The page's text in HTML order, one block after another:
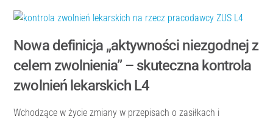
Nowa definicja „aktywności niezgodnej z
celem zwolnienia” – skuteczna kontrola
zwolnień lekarskich L4
Wchodzące w życie zmiany w przepisach o zasiłkach i